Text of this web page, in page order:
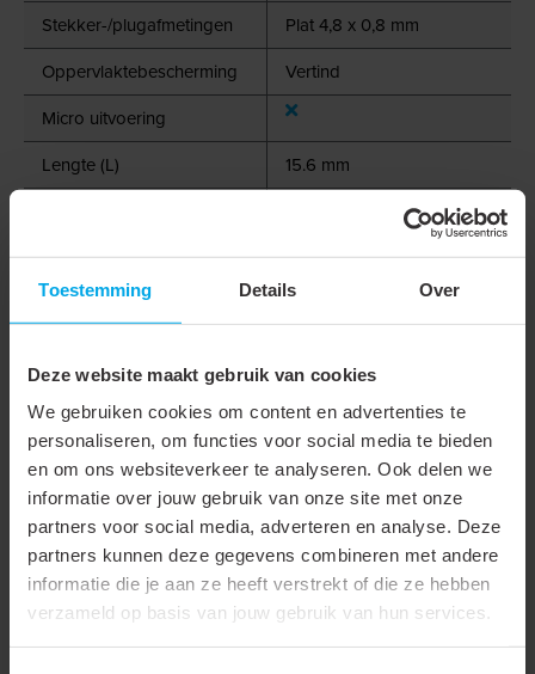
Toestemming Details Over
Deze website maakt gebruik van cookies
We gebruiken cookies om content en advertenties te
personaliseren, om functies voor social media te bieden
en om ons websiteverkeer te analyseren. Ook delen we
informatie over jouw gebruik van onze site met onze
partners voor social media, adverteren en analyse. Deze
partners kunnen deze gegevens combineren met andere
informatie die je aan ze heeft verstrekt of die ze hebben
verzameld op basis van jouw gebruik van hun services.
Stekker-/plugafmetingen
Plat 4,8 x 0,8 mm
Oppervlaktebescherming
Vertind
Micro uitvoering
Lengte (L)
15.6 mm
L3
3.8
Trilling vast / met extra
Extra wijde ingang
Bedrijfstemperatuur
A1
6
A2
3.4
Figuur
1
Krimpvorm
F-krimp